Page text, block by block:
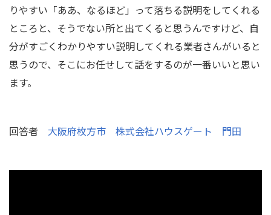
りやすい「ああ、なるほど」って落ちる説明をしてくれる
ところと、そうでない所と出てくると思うんですけど、自
分がすごくわかりやすい説明してくれる業者さんがいると
思うので、そこにお任せして話をするのが一番いいと思い
ます。
回答者 大阪府枚方市 株式会社ハウスゲート 門田